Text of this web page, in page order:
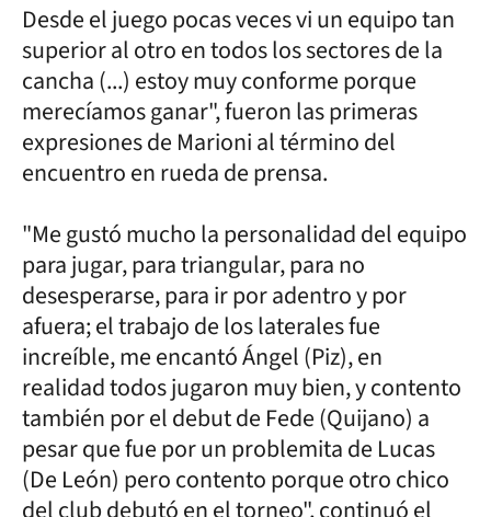
Desde el juego pocas veces vi un equipo tan
superior al otro en todos los sectores de la
cancha (...) estoy muy conforme porque
merecíamos ganar", fueron las primeras
expresiones de Marioni al término del
encuentro en rueda de prensa.
"Me gustó mucho la personalidad del equipo
para jugar, para triangular, para no
desesperarse, para ir por adentro y por
afuera; el trabajo de los laterales fue
increíble, me encantó Ángel (Piz), en
realidad todos jugaron muy bien, y contento
también por el debut de Fede (Quijano) a
pesar que fue por un problemita de Lucas
(De León) pero contento porque otro chico